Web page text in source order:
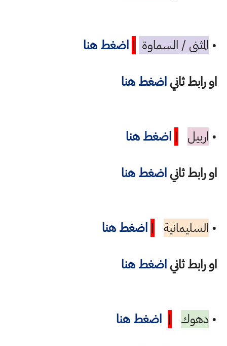
• المثنى / السماوة | اضغط هنا
او رابط ثانياضغط هنا
• اربيل | اضغط هنا
او رابط ثانياضغط هنا
• السليمانية | اضغط هنا
او رابط ثانياضغط هنا
•دهوك | اضغط هنا